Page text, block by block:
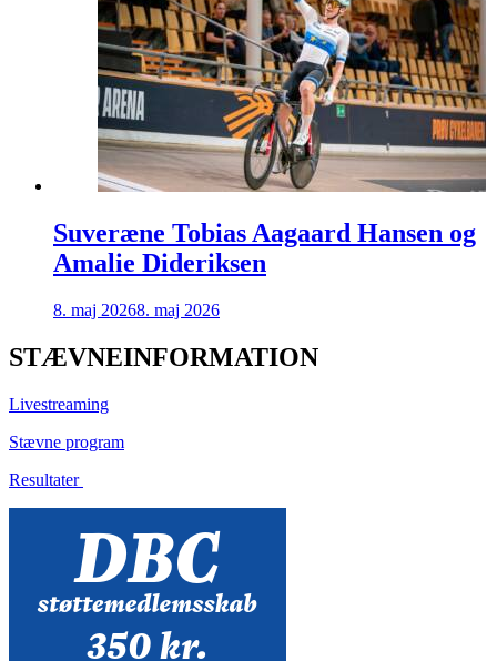
Suveræne Tobias Aagaard Hansen og
Amalie Dideriksen
8. maj 20268. maj 2026
STÆVNEINFORMATION
Livestreaming
Stævne program
Resultater